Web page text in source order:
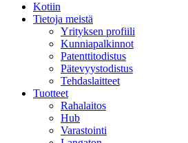
Kotiin
Tietoja meistä
Yrityksen profiili
Kunniapalkinnot
Patenttitodistus
Pätevyystodistus
Tehdaslaitteet
Tuotteet
Rahalaitos
Hub
Varastointi